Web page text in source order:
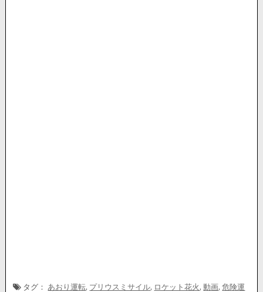
タグ： あおり運転, プリウスミサイル, ロケット花火 ,動画,危険運